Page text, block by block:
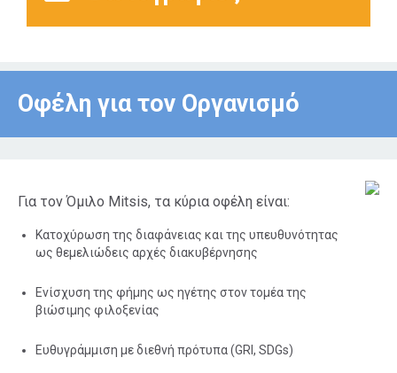
Οφέλη για τον Οργανισμό
Για τον Όμιλο Mitsis, τα κύρια οφέλη είναι:
Κατοχύρωση της διαφάνειας και της υπευθυνότητας
ως θεμελιώδεις αρχές διακυβέρνησης
Ενίσχυση της φήμης ως ηγέτης στον τομέα της
βιώσιμης φιλοξενίας
Ευθυγράμμιση με διεθνή πρότυπα (GRI, SDGs)